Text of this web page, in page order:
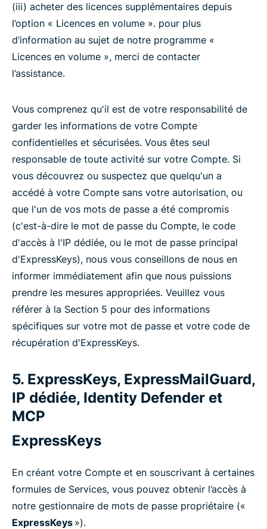
(iii) acheter des licences supplémentaires depuis
l’option « Licences en volume ». pour plus
d’information au sujet de notre programme «
Licences en volume », merci de contacter
l’assistance.
Vous comprenez qu'il est de votre responsabilité de
garder les informations de votre Compte
confidentielles et sécurisées. Vous êtes seul
responsable de toute activité sur votre Compte. Si
vous découvrez ou suspectez que quelqu'un a
accédé à votre Compte sans votre autorisation, ou
que l'un de vos mots de passe a été compromis
(c'est-à-dire le mot de passe du Compte, le code
d'accès à l'IP dédiée, ou le mot de passe principal
d'ExpressKeys), nous vous conseillons de nous en
informer immédiatement afin que nous puissions
prendre les mesures appropriées. Veuillez vous
référer à la Section 5 pour des informations
spécifiques sur votre mot de passe et votre code de
récupération d'ExpressKeys.
5. ExpressKeys, ExpressMailGuard,
IP dédiée, Identity Defender et
MCP
ExpressKeys
En créant votre Compte et en souscrivant à certaines
formules de Services, vous pouvez obtenir l’accès à
notre gestionnaire de mots de passe propriétaire («
ExpressKeys »).